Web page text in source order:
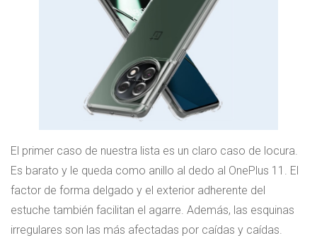
El primer caso de nuestra lista es un claro caso de locura.
Es barato y le queda como anillo al dedo al OnePlus 11. El
factor de forma delgado y el exterior adherente del
estuche también facilitan el agarre. Además, las esquinas
irregulares son las más afectadas por caídas y caídas.